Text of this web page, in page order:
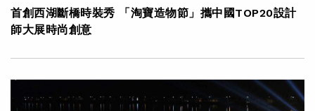
首創西湖斷橋時裝秀 「淘寶造物節」攜中國TOP20設計
師大展時尚創意